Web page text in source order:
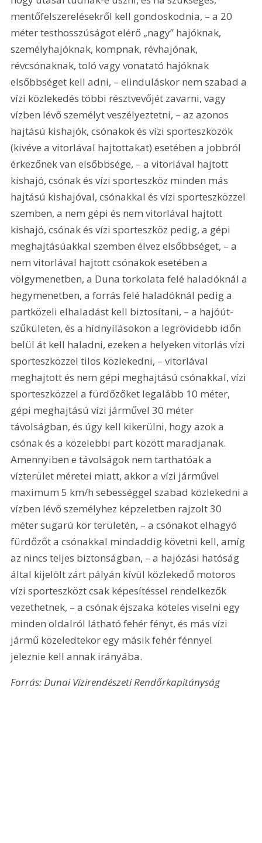
mentőfelszerelésekről kell gondoskodnia, – a 20
méter testhosszúságot elérő „nagy” hajóknak,
személyhajóknak, kompnak, révhajónak,
révcsónaknak, toló vagy vonatató hajóknak
elsőbbséget kell adni, – elinduláskor nem szabad a
vízi közlekedés többi résztvevőjét zavarni, vagy
vízben lévő személyt veszélyeztetni, – az azonos
hajtású kishajók, csónakok és vízi sporteszközök
(kivéve a vitorlával hajtottakat) esetében a jobbról
érkezőnek van elsőbbsége, – a vitorlával hajtott
kishajó, csónak és vízi sporteszköz minden más
hajtású kishajóval, csónakkal és vízi sporteszközzel
szemben, a nem gépi és nem vitorlával hajtott
kishajó, csónak és vízi sporteszköz pedig, a gépi
meghajtásúakkal szemben élvez elsőbbséget, – a
nem vitorlával hajtott csónakok esetében a
völgymenetben, a Duna torkolata felé haladóknál a
hegymenetben, a forrás felé haladóknál pedig a
partközeli elhaladást kell biztosítani, – a hajóút-
szűkületen, és a hídnyílásokon a legrövidebb időn
belül át kell haladni, ezeken a helyeken vitorlás vízi
sporteszközzel tilos közlekedni, – vitorlával
meghajtott és nem gépi meghajtású csónakkal, vízi
sporteszközzel a fürdőzőket legalább 10 méter,
gépi meghajtású vízi járművel 30 méter
távolságban, és úgy kell kikerülni, hogy azok a
csónak és a közelebbi part között maradjanak.
Amennyiben e távolságok nem tarthatóak a
vízterület méretei miatt, akkor a vízi járművel
maximum 5 km/h sebességgel szabad közlekedni a
vízben lévő személyhez képzeletben rajzolt 30
méter sugarú kör területén, – a csónakot elhagyó
fürdőzőt a csónakkal mindaddig követni kell, amíg
az nincs teljes biztonságban, – a hajózási hatóság
által kijelölt zárt pályán kívül közlekedő motoros
vízi sporteszközt csak képesítéssel rendelkezők
vezethetnek, – a csónak éjszaka köteles viselni egy
minden oldalról látható fehér fényt, és más vízi
jármű közeledtekor egy másik fehér fénnyel
jeleznie kell annak irányába.
Forrás: Dunai Vízirendészeti Rendőrkapitányság